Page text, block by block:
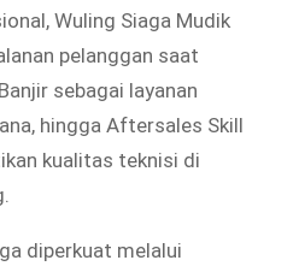
Wuling Siaga Mudik
pelanggan saat
sebagai layanan
hingga Aftersales Skill
kualitas teknisi di
diperkuat melalui